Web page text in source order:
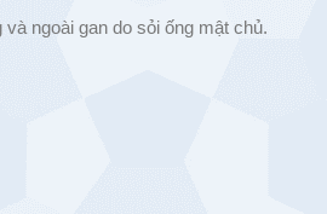
ngoài gan do sỏi ống mật chủ.